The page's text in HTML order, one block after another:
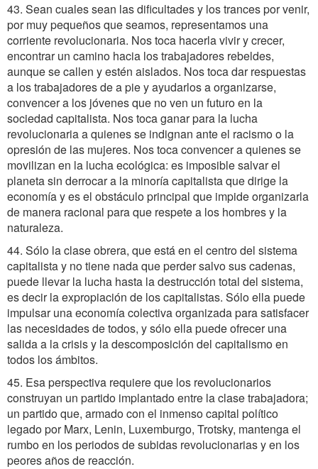
43. Sean cuales sean las dificultades y los trances por venir,
por muy pequeños que seamos, representamos una
corriente revolucionaria. Nos toca hacerla vivir y crecer,
encontrar un camino hacia los trabajadores rebeldes,
aunque se callen y estén aislados. Nos toca dar respuestas
a los trabajadores de a pie y ayudarlos a organizarse,
convencer a los jóvenes que no ven un futuro en la
sociedad capitalista. Nos toca ganar para la lucha
revolucionaria a quienes se indignan ante el racismo o la
opresión de las mujeres. Nos toca convencer a quienes se
movilizan en la lucha ecológica: es imposible salvar el
planeta sin derrocar a la minoría capitalista que dirige la
economía y es el obstáculo principal que impide organizarla
de manera racional para que respete a los hombres y la
naturaleza.
44. Sólo la clase obrera, que está en el centro del sistema
capitalista y no tiene nada que perder salvo sus cadenas,
puede llevar la lucha hasta la destrucción total del sistema,
es decir la expropiación de los capitalistas. Sólo ella puede
impulsar una economía colectiva organizada para satisfacer
las necesidades de todos, y sólo ella puede ofrecer una
salida a la crisis y la descomposición del capitalismo en
todos los ámbitos.
45. Esa perspectiva requiere que los revolucionarios
construyan un partido implantado entre la clase trabajadora;
un partido que, armado con el inmenso capital político
legado por Marx, Lenin, Luxemburgo, Trotsky, mantenga el
rumbo en los periodos de subidas revolucionarias y en los
peores años de reacción.